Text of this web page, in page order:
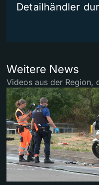
Detailhändler
Weitere News
Videos aus der Region,